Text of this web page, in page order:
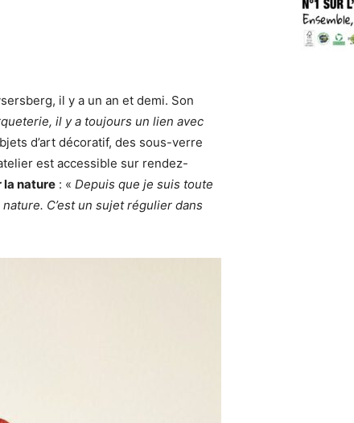
il y a un an et demi. Son
il y a toujours un lien avec
d’art décoratif, des sous-verre
est accessible sur rendez-
la nature : « Depuis que je suis toute
C’est un sujet régulier dans